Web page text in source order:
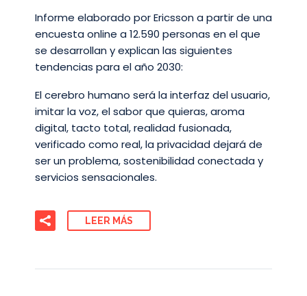
Informe elaborado por Ericsson a partir de una
encuesta online a 12.590 personas en el que
se desarrollan y explican las siguientes
tendencias para el año 2030:
El cerebro humano será la interfaz del usuario,
imitar la voz, el sabor que quieras, aroma
digital, tacto total, realidad fusionada,
verificado como real, la privacidad dejará de
ser un problema, sostenibilidad conectada y
servicios sensacionales.
LEER MÁS